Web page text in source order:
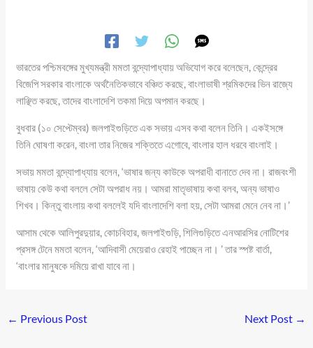
ভারতের পশ্চিমবঙ্গের মুখ্যমন্ত্রী মমতা বন্দ্যোপাধ্যায় অভিযোগ করে বলেছেন, কেন্দ্রের
বিজেপি সরকার বাংলাকে অর্থনৈতিকভাবে বঞ্চিত করছে, বাংলাভাষী শ্রমিকদের ভিন রাজ্যে
লাঞ্ছিত করছে, তাদের বাংলাদেশি তকমা দিয়ে অপমান করছে।
বুধবার (১০ সেপ্টেম্বর) জলপাইগুড়িতে এক সভায় এসব কথা বলেন তিনি। একইসঙ্গে
তিনি ঘোষণা করেন, বাংলা তার নিজের শক্তিতে এগোবে, বাংলার হাল ধরবে বাংলাই।
সভায় মমতা বন্দ্যোপাধ্যায় বলেন, ‘ভাষার জন্য কাউকে অপরাধী বানাতে দেব না। রাজবংশী
ভাষায় কেউ কথা বললে সেটা অপরাধ নয়। আমরা মাতৃভাষায় কথা বলব, অন্য ভাষাও
শিখব। কিন্তু বাংলায় কথা বললেই যদি বাংলাদেশি বলা হয়, সেটা আমরা মেনে নেব না।’
আসাম থেকে আলিপুরদুয়ার, কোচবিহার, জলপাইগুড়ি, শিলিগুড়িতে এনআরসির নোটিশের
প্রসঙ্গ টেনে মমতা বলেন, ‘আদিবাসী মেয়েরাও রেহাই পাচ্ছেন না। ’ তার স্পষ্ট বার্তা,
‘বাংলার মানুষকে দমিয়ে রাখা যাবে না।
← Previous Post Next Post →